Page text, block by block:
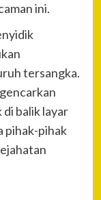
ini.
tersangka.
di balik layar
pihak-pihak